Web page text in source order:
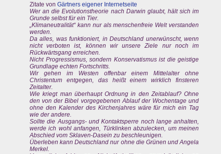
Zitate von Gärtners eigener Internetseite
Wer an die Evolutionstheorie nach Darwin glaubt, hält sich im
Grunde selbst für ein Tier.
„Klimaneutralität“ kann nur als menschenfreie Welt verstanden
werden.
Da alles, was funktioniert, in Deutschland unerwünscht, wenn
nicht verboten ist, können wir unsere Ziele nur noch im
Rückwärtsgang erreichen.
Nicht Progressismus, sondern Konservatismus ist die geistige
Grundlage echten Fortschritts.
Wir gehen im Westen offenbar einem Mittelalter ohne
Christentum entgegen, das heißt einem wirklich finsteren
Zeitalter.
Wie kriegt man überhaupt Ordnung in den Zeitablauf? Ohne
den von der Bibel vorgegebenen Ablauf der Wochentage und
ohne den Kalender des Kirchenjahres wäre für mich ein Tag
wie der andere.
Sollte die Ausgangs- und Kontaktsperre noch lange anhalten,
werde ich wohl anfangen, Türklinken abzulecken, um meinen
Abschied vom Sklaven-Dasein zu beschleunigen.
Überleben kann Deutschland nur ohne die Grünen und Angela
Merkel.